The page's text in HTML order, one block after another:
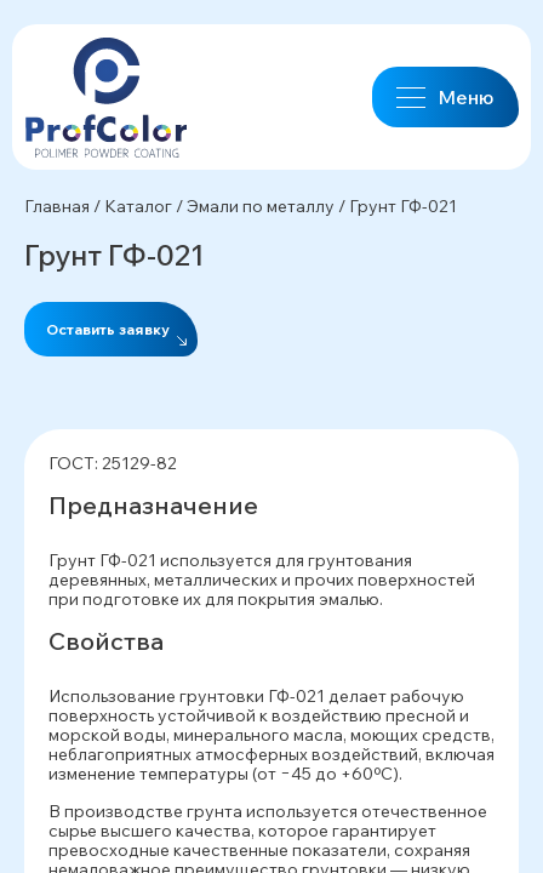
Меню
Главная / Каталог /Эмали по металлу / Грунт ГФ-021
Грунт ГФ-021
Оставить заявку
ГОСТ: 25129-82
Предназначение
Грунт ГФ-021 используется для грунтования
деревянных, металлических и прочих поверхностей
при подготовке их для покрытия эмалью.
Свойства
Использование грунтовки ГФ-021 делает рабочую
поверхность устойчивой к воздействию пресной и
морской воды, минерального масла, моющих средств,
неблагоприятных атмосферных воздействий, включая
изменение температуры (от −45 до +60ºС).
В производстве грунта используется отечественное
сырье высшего качества, которое гарантирует
превосходные качественные показатели, сохраняя